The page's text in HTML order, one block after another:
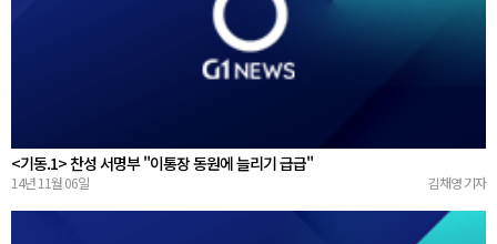
<기동.1> 찬성 서명부 "이통장 동원에 늘리기 급급"
14년 11월 06일 김채영 기자